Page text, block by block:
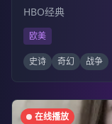
HBO经典
欧美
史诗 奇幻 战争
在线播放